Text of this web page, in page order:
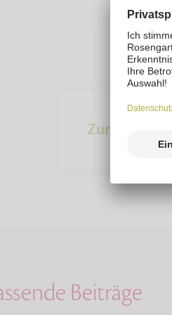
Zur
Beiträge